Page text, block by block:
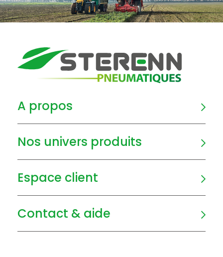
A propos
Nos univers produits
Espace client
Contact & aide